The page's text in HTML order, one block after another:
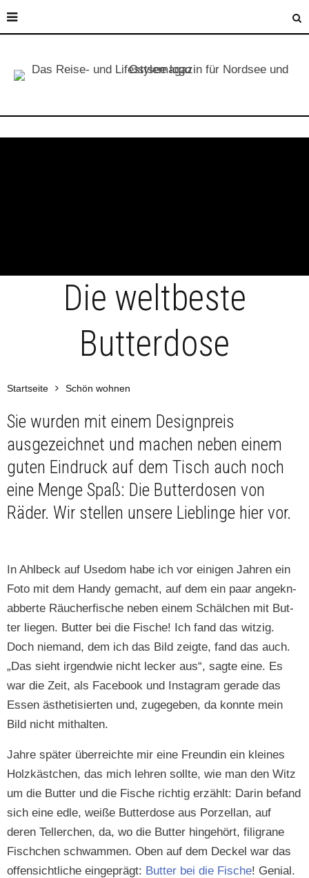
Die weltbeste
Butterdose
Startseite Schön wohnen
Sie wurden mit einem Designpreis
ausgezeichnet und machen neben einem
guten Eindruck auf dem Tisch auch noch
eine Menge Spaß: Die Butterdosen von
Räder. Wir stellen unsere Lieblinge hier vor.
In Ahlbeck auf Use­dom habe ich vor eini­gen Jahren ein
Foto mit dem Handy gemacht, auf dem ein paar angekn­
ab­berte Räucher­fis­che neben einem Schälchen mit But­
ter liegen. But­ter bei die Fis­che! Ich fand das witzig.
Doch nie­mand, dem ich das Bild zeigte, fand das auch.
„Das sieht irgend­wie nicht leck­er aus“, sagte eine. Es
war die Zeit, als Face­book und Insta­gram ger­ade das
Essen ästhetisierten und, zugegeben, da kon­nte mein
Bild nicht mithalten.
Jahre später über­re­ichte mir eine Fre­undin ein kleines
Holzkästchen, das mich lehren sollte, wie man den Witz
um die But­ter und die Fis­che richtig erzählt: Darin befand
sich eine edle, weiße But­ter­dose aus Porzel­lan, auf
deren Tellerchen, da, wo die But­ter hinge­hört, fil­igrane
Fis­chchen schwammen. Oben auf dem Deck­el war das
offen­sichtliche eingeprägt: But­ter bei die Fis­che! Genial.